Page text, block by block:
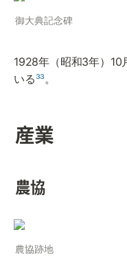
御大典記念碑
1928年（昭和3年）10
いる³³。
産業
農協
農協跡地